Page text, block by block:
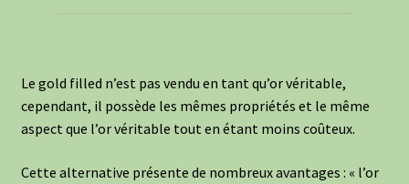
Le gold filled n’est pas vendu en tant qu’or véritable,
cependant, il possède les mêmes propriétés et le même
aspect que l’or véritable tout en étant moins coûteux.
Cette alternative présente de nombreux avantages : « l’or